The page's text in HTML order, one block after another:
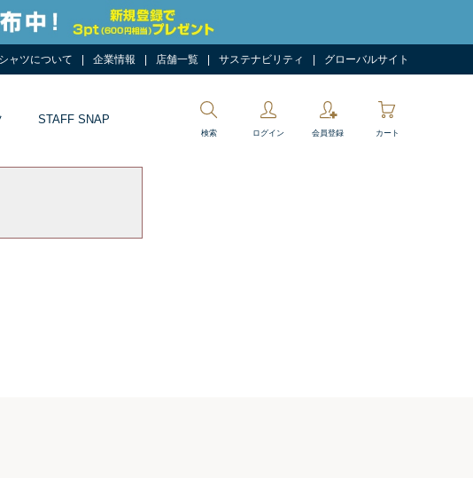
ャツについて 企業情報 店舗一覧 サステナビリティ グローバルサイト
STAFF SNAP
検索 ログイン 会員登録 カート